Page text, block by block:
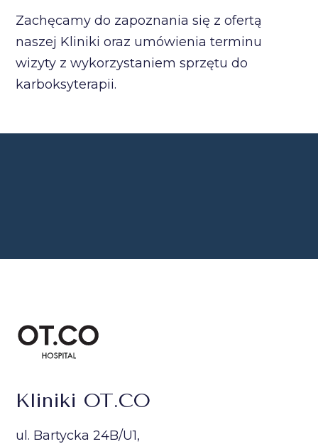
Zachęcamy do zapoznania się z ofertą
naszej Kliniki oraz umówienia terminu
wizyty z wykorzystaniem sprzętu do
karboksyterapii.
Kliniki OT.CO
ul. Bartycka 24B/U1,